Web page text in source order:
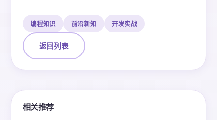
编程知识 前沿新知 开发实战
返回列表
相关推荐